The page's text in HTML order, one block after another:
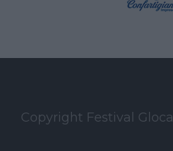
Copyright Festival Glocal